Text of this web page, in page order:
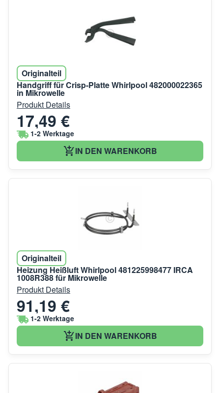
Originalteil
Handgriff für Crisp-Platte Whirlpool 482000022365
in Mikrowelle
Produkt Details
17,49 €
1-2 Werktage
IN DEN WARENKORB
Originalteil
Heizung Heißluft Whirlpool 481225998477 IRCA
1008R388 für Mikrowelle
Produkt Details
91,19 €
1-2 Werktage
IN DEN WARENKORB